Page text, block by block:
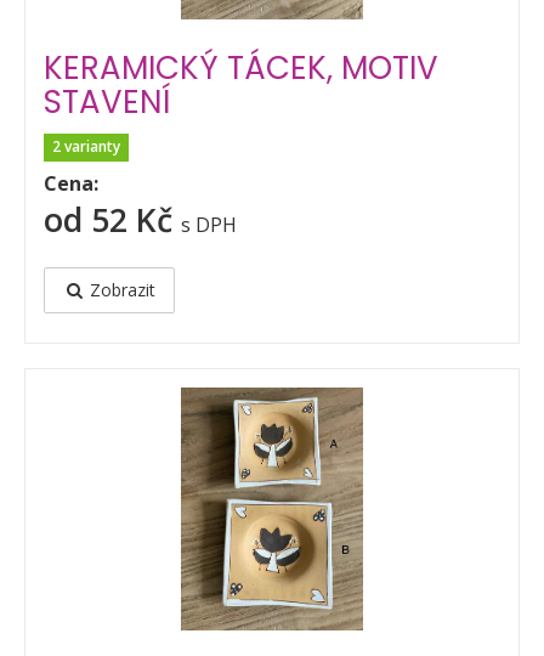
KERAMICKÝ TÁCEK, MOTIV
STAVENÍ
2 varianty
Cena:
od 52 Kč s DPH
Zobrazit